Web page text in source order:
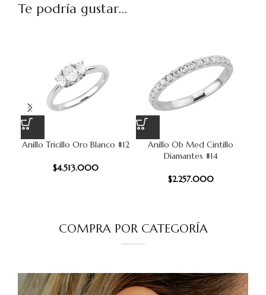
Te podría gustar...
Anillo Tricillo Oro Blanco #12
$4.513.000
Anillo Ob Med Cintillo
Diamantes #14
$2.257.000
COMPRA POR CATEGORÍA